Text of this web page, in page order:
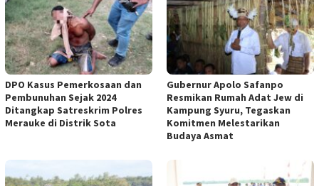
DPO Kasus Pemerkosaan dan
Pembunuhan Sejak 2024
Ditangkap Satreskrim Polres
Merauke di Distrik Sota
Gubernur Apolo Safanpo
Resmikan Rumah Adat Jew di
Kampung Syuru, Tegaskan
Komitmen Melestarikan
Budaya Asmat